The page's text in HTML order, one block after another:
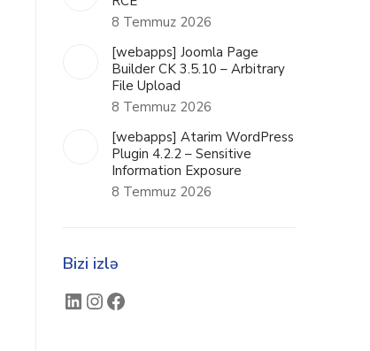
8 Temmuz 2026
[webapps] Joomla Page
Builder CK 3.5.10 – Arbitrary
File Upload
8 Temmuz 2026
[webapps] Atarim WordPress
Plugin 4.2.2 – Sensitive
Information Exposure
8 Temmuz 2026
Bizi izlə